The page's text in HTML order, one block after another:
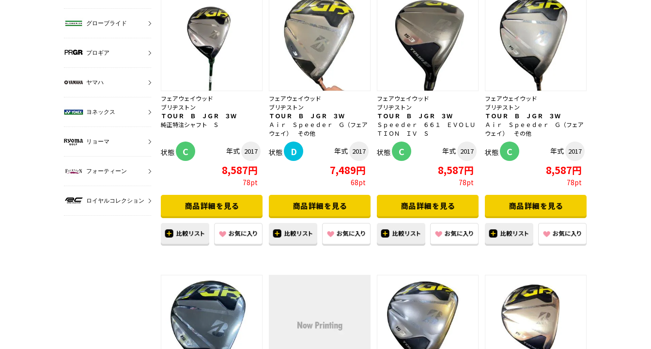
フェアウェイウッド
ブリヂストン
ＴＯＵＲ Ｂ ＪＧＲ ３Ｗ
純正特注シャフト Ｓ
状態 C 年式 2017
8,587円
78pt
フェアウェイウッド
ブリヂストン
ＴＯＵＲ Ｂ ＪＧＲ ３Ｗ
Ａｉｒ Ｓｐｅｅｄｅｒ Ｇ（フェア
ウェイ） その他
状態 D 年式 2017
7,489円
68pt
フェアウェイウッド
ブリヂストン
ＴＯＵＲ Ｂ ＪＧＲ ３Ｗ
Ｓｐｅｅｄｅｒ ６６１ ＥＶＯＬＵ
ＴＩＯＮ ＩＶ Ｓ
状態 C 年式 2017
8,587円
78pt
フェアウェイウッド
ブリヂストン
ＴＯＵＲ Ｂ ＪＧＲ ３Ｗ
Ａｉｒ Ｓｐｅｅｄｅｒ Ｇ（フェア
ウェイ） その他
状態 C 年式 2017
8,587円
78pt
グローブライド
プロギア
ヤマハ
ヨネックス
リョーマ
フォーティーン
ロイヤルコレクション